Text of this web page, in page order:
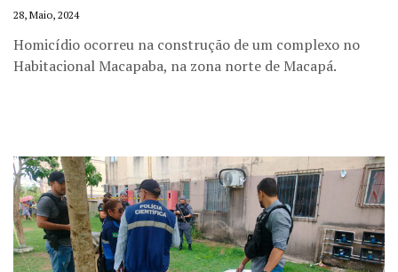
28, Maio, 2024
Homicídio ocorreu na construção de um complexo no
Habitacional Macapaba, na zona norte de Macapá.